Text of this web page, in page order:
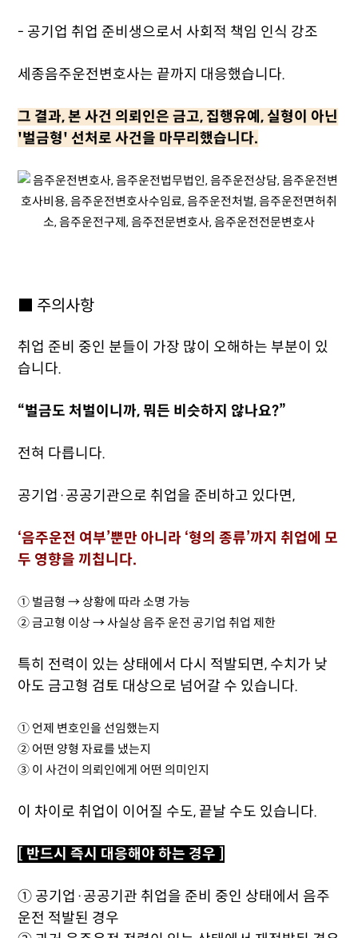
- 공기업 취업 준비생으로서 사회적 책임 인식 강조
세종음주운전변호사는 끝까지 대응했습니다.
그 결과, 본 사건 의뢰인은 금고, 집행유예, 실형이 아닌
'벌금형' 선처로 사건을 마무리했습니다.
■ 주의사항
취업 준비 중인 분들이 가장 많이 오해하는 부분이 있
습니다.
“벌금도 처벌이니까, 뭐든 비슷하지 않나요?”
전혀 다릅니다.
공기업·공공기관으로 취업을 준비하고 있다면,
‘음주운전 여부’뿐만 아니라 ‘형의 종류’까지 취업에 모
두 영향을 끼칩니다.
① 벌금형 → 상황에 따라 소명 가능
② 금고형 이상 → 사실상 음주 운전 공기업 취업 제한
특히 전력이 있는 상태에서 다시 적발되면, 수치가 낮
아도 금고형 검토 대상으로 넘어갈 수 있습니다.
① 언제 변호인을 선임했는지
② 어떤 양형 자료를 냈는지
③ 이 사건이 의뢰인에게 어떤 의미인지
이 차이로 취업이 이어질 수도, 끝날 수도 있습니다.
[ 반드시 즉시 대응해야 하는 경우 ]
① 공기업·공공기관 취업을 준비 중인 상태에서 음주
운전 적발된 경우